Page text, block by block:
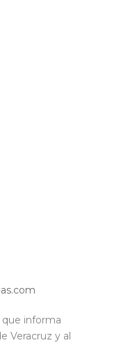
informa
Veracruz y al